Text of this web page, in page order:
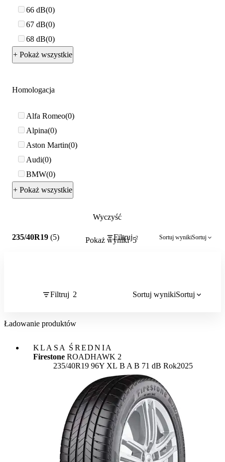
66 dB 0
67 dB 0
68 dB 0
+ Pokaż wszystkie
Homologacja
Alfa Romeo 0
Alpina 0
Aston Martin 0
Audi 0
BMW 0
+ Pokaż wszystkie
Wyczyść
Pokaż wyniki 5
235/40R19 (5) Filtruj 2 Sortuj wynikiSortuj
Filtruj 2 Sortuj wynikiSortuj
Ładowanie produktów
KLASA ŚREDNIA
Firestone ROADHAWK 2
235/40R19 96Y XL Etykieta:
B A B 71 dB Rok2025